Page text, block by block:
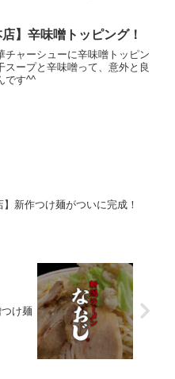
店1/3(木...
店】辛味噌トッピング！
チャーシューに辛味噌トッピン
スープと辛味噌って、意外と良
です^^
】新作つけ麺がついに完成！
け麺